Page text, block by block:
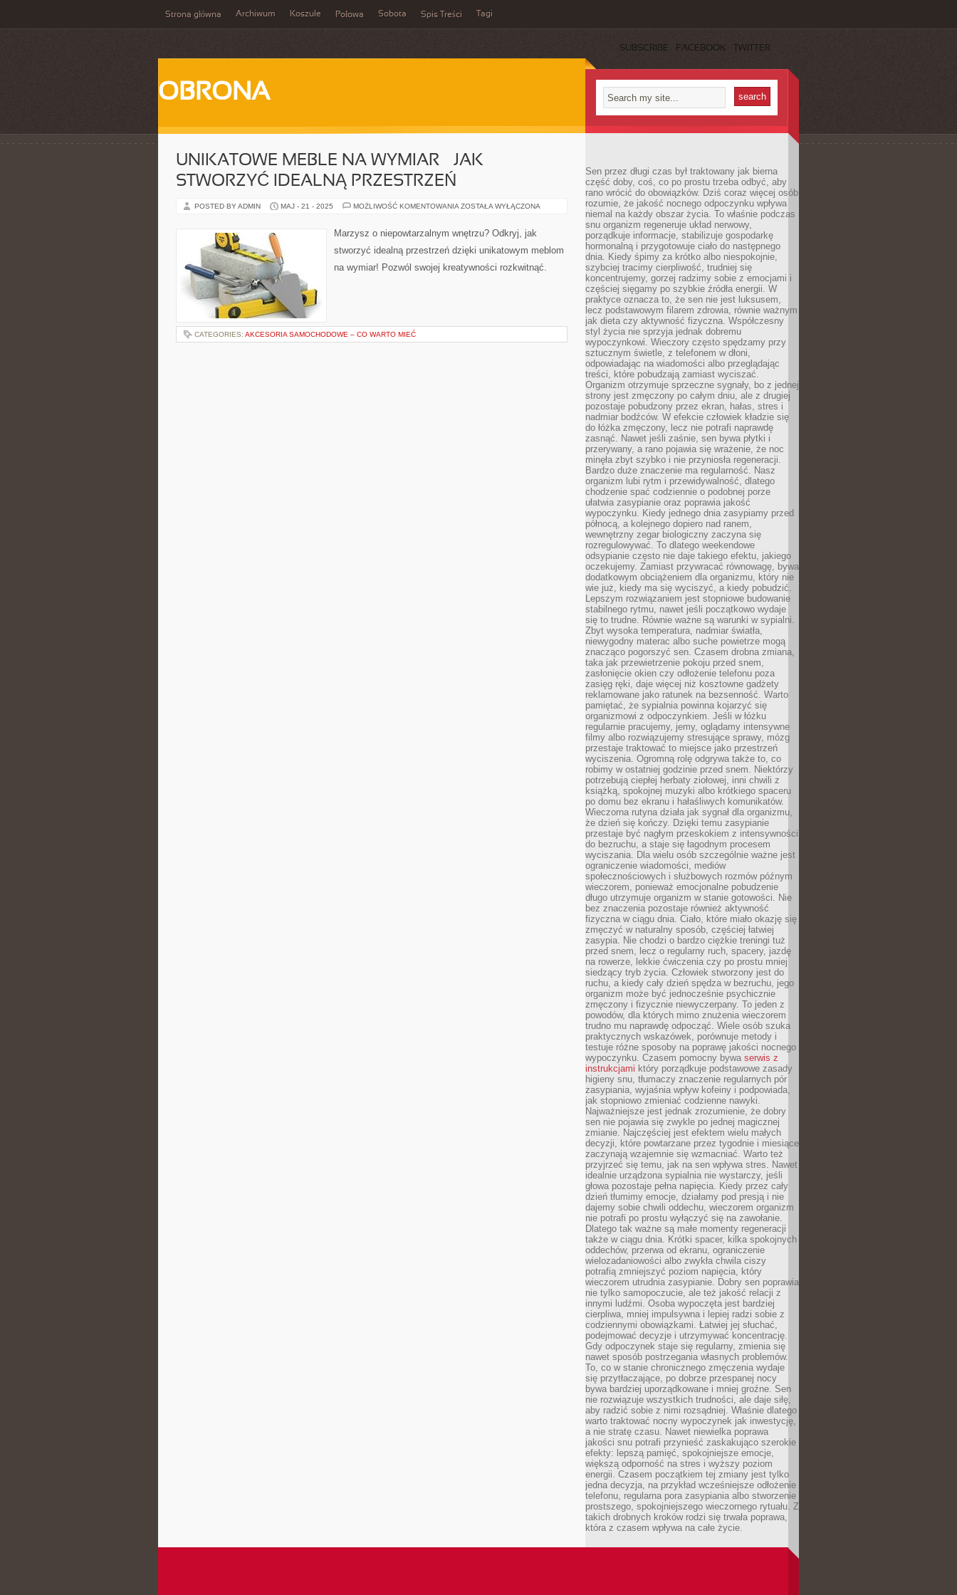
Strona główna Archiwum Koszule Połowa Sobota Spis Treści Tagi
SUBSCRIBE FACEBOOK TWITTER
OBRONA
UNIKATOWE MEBLE NA WYMIAR – JAK
STWORZYĆ IDEALNĄ PRZESTRZEŃ
POSTED BY ADMIN MAJ - 21 - 2025 MOŻLIWOŚĆ KOMENTOWANIA UNIKATOWE
WYMIAR
–
STWORZYĆ
PRZESTRZEŃ
ZOSTAŁA WYŁĄCZONA
Marzysz o niepowtarzalnym wnętrzu? Odkryj, jak
stworzyć idealną przestrzeń dzięki unikatowym meblom
na wymiar! Pozwól swojej kreatywności rozkwitnąć.
CATEGORIES: AKCESORIA SAMOCHODOWE – CO WARTO MIEĆ
Sen przez długi czas był traktowany jak bierna
część doby, coś, co po prostu trzeba odbyć, aby
rano wrócić do obowiązków. Dziś coraz więcej osób
rozumie, że jakość nocnego odpoczynku wpływa
niemal na każdy obszar życia. To właśnie podczas
snu organizm regeneruje układ nerwowy,
porządkuje informacje, stabilizuje gospodarkę
hormonalną i przygotowuje ciało do następnego
dnia. Kiedy śpimy za krótko albo niespokojnie,
szybciej tracimy cierpliwość, trudniej się
koncentrujemy, gorzej radzimy sobie z emocjami i
częściej sięgamy po szybkie źródła energii. W
praktyce oznacza to, że sen nie jest luksusem,
lecz podstawowym filarem zdrowia, równie ważnym
jak dieta czy aktywność fizyczna. Współczesny
styl życia nie sprzyja jednak dobremu
wypoczynkowi. Wieczory często spędzamy przy
sztucznym świetle, z telefonem w dłoni,
odpowiadając na wiadomości albo przeglądając
treści, które pobudzają zamiast wyciszać.
Organizm otrzymuje sprzeczne sygnały, bo z jednej
strony jest zmęczony po całym dniu, ale z drugiej
pozostaje pobudzony przez ekran, hałas, stres i
nadmiar bodźców. W efekcie człowiek kładzie się
do łóżka zmęczony, lecz nie potrafi naprawdę
zasnąć. Nawet jeśli zaśnie, sen bywa płytki i
przerywany, a rano pojawia się wrażenie, że noc
minęła zbyt szybko i nie przyniosła regeneracji.
Bardzo duże znaczenie ma regularność. Nasz
organizm lubi rytm i przewidywalność, dlatego
chodzenie spać codziennie o podobnej porze
ułatwia zasypianie oraz poprawia jakość
wypoczynku. Kiedy jednego dnia zasypiamy przed
północą, a kolejnego dopiero nad ranem,
wewnętrzny zegar biologiczny zaczyna się
rozregulowywać. To dlatego weekendowe
odsypianie często nie daje takiego efektu, jakiego
oczekujemy. Zamiast przywracać równowagę, bywa
dodatkowym obciążeniem dla organizmu, który nie
wie już, kiedy ma się wyciszyć, a kiedy pobudzić.
Lepszym rozwiązaniem jest stopniowe budowanie
stabilnego rytmu, nawet jeśli początkowo wydaje
się to trudne. Równie ważne są warunki w sypialni.
Zbyt wysoka temperatura, nadmiar światła,
niewygodny materac albo suche powietrze mogą
znacząco pogorszyć sen. Czasem drobna zmiana,
taka jak przewietrzenie pokoju przed snem,
zasłonięcie okien czy odłożenie telefonu poza
zasięg ręki, daje więcej niż kosztowne gadżety
reklamowane jako ratunek na bezsenność. Warto
pamiętać, że sypialnia powinna kojarzyć się
organizmowi z odpoczynkiem. Jeśli w łóżku
regularnie pracujemy, jemy, oglądamy intensywne
filmy albo rozwiązujemy stresujące sprawy, mózg
przestaje traktować to miejsce jako przestrzeń
wyciszenia. Ogromną rolę odgrywa także to, co
robimy w ostatniej godzinie przed snem. Niektórzy
potrzebują ciepłej herbaty ziołowej, inni chwili z
książką, spokojnej muzyki albo krótkiego spaceru
po domu bez ekranu i hałaśliwych komunikatów.
Wieczorna rutyna działa jak sygnał dla organizmu,
że dzień się kończy. Dzięki temu zasypianie
przestaje być nagłym przeskokiem z intensywności
do bezruchu, a staje się łagodnym procesem
wyciszania. Dla wielu osób szczególnie ważne jest
ograniczenie wiadomości, mediów
społecznościowych i służbowych rozmów późnym
wieczorem, ponieważ emocjonalne pobudzenie
długo utrzymuje organizm w stanie gotowości. Nie
bez znaczenia pozostaje również aktywność
fizyczna w ciągu dnia. Ciało, które miało okazję się
zmęczyć w naturalny sposób, częściej łatwiej
zasypia. Nie chodzi o bardzo ciężkie treningi tuż
przed snem, lecz o regularny ruch, spacery, jazdę
na rowerze, lekkie ćwiczenia czy po prostu mniej
siedzący tryb życia. Człowiek stworzony jest do
ruchu, a kiedy cały dzień spędza w bezruchu, jego
organizm może być jednocześnie psychicznie
zmęczony i fizycznie niewyczerpany. To jeden z
powodów, dla których mimo znużenia wieczorem
trudno mu naprawdę odpocząć. Wiele osób szuka
praktycznych wskazówek, porównuje metody i
testuje różne sposoby na poprawę jakości nocnego
wypoczynku. Czasem pomocny bywa serwis z
instrukcjami który porządkuje podstawowe zasady
higieny snu, tłumaczy znaczenie regularnych pór
zasypiania, wyjaśnia wpływ kofeiny i podpowiada,
jak stopniowo zmieniać codzienne nawyki.
Najważniejsze jest jednak zrozumienie, że dobry
sen nie pojawia się zwykle po jednej magicznej
zmianie. Najczęściej jest efektem wielu małych
decyzji, które powtarzane przez tygodnie i miesiące
zaczynają wzajemnie się wzmacniać. Warto też
przyjrzeć się temu, jak na sen wpływa stres. Nawet
idealnie urządzona sypialnia nie wystarczy, jeśli
głowa pozostaje pełna napięcia. Kiedy przez cały
dzień tłumimy emocje, działamy pod presją i nie
dajemy sobie chwili oddechu, wieczorem organizm
nie potrafi po prostu wyłączyć się na zawołanie.
Dlatego tak ważne są małe momenty regeneracji
także w ciągu dnia. Krótki spacer, kilka spokojnych
oddechów, przerwa od ekranu, ograniczenie
wielozadaniowości albo zwykła chwila ciszy
potrafią zmniejszyć poziom napięcia, który
wieczorem utrudnia zasypianie. Dobry sen poprawia
nie tylko samopoczucie, ale też jakość relacji z
innymi ludźmi. Osoba wypoczęta jest bardziej
cierpliwa, mniej impulsywna i lepiej radzi sobie z
codziennymi obowiązkami. Łatwiej jej słuchać,
podejmować decyzje i utrzymywać koncentrację.
Gdy odpoczynek staje się regularny, zmienia się
nawet sposób postrzegania własnych problemów.
To, co w stanie chronicznego zmęczenia wydaje
się przytłaczające, po dobrze przespanej nocy
bywa bardziej uporządkowane i mniej groźne. Sen
nie rozwiązuje wszystkich trudności, ale daje siłę,
aby radzić sobie z nimi rozsądniej. Właśnie dlatego
warto traktować nocny wypoczynek jak inwestycję,
a nie stratę czasu. Nawet niewielka poprawa
jakości snu potrafi przynieść zaskakująco szerokie
efekty: lepszą pamięć, spokojniejsze emocje,
większą odporność na stres i wyższy poziom
energii. Czasem początkiem tej zmiany jest tylko
jedna decyzja, na przykład wcześniejsze odłożenie
telefonu, regularna pora zasypiania albo stworzenie
prostszego, spokojniejszego wieczornego rytuału. Z
takich drobnych kroków rodzi się trwała poprawa,
która z czasem wpływa na całe życie.